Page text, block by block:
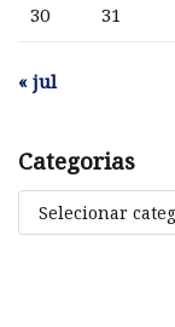
30 31
« jul
Categorias